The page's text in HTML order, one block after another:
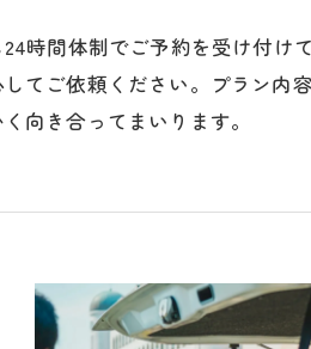
時間体制でご予約を受け付け
てご依頼ください。プラン内
向き合ってまいります。